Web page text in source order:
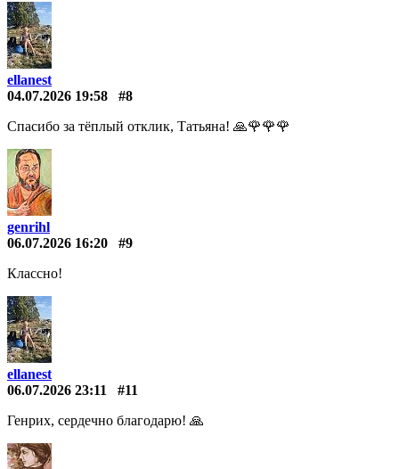
ellanest
04.07.2026 19:58
#8
Спасибо за тёплый отклик, Татьяна! 🙏🌹🌹🌹
genrihl
06.07.2026 16:20
#9
Классно!
ellanest
06.07.2026 23:11
#11
Генрих, сердечно благодарю! 🙏